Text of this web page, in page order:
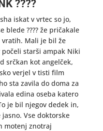
????
iskat v vrtec so jo,
blede ???? že pričakale
Mali je bil že
starši ampak Niki
srčkan kot angelček,
verjel v tisti film
sta zavila do doma za
edina oseba katero
je bil njegov dedek in,
Vse doktorske
motenj znotraj